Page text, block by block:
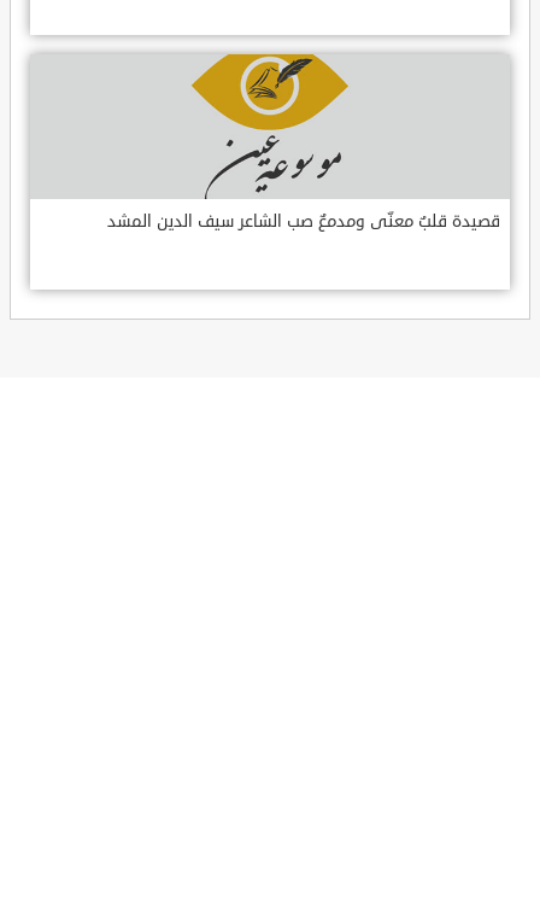
قصيدة قلبٌ معنّى ومدمعٌ صب الشاعر سيف الدين المشد